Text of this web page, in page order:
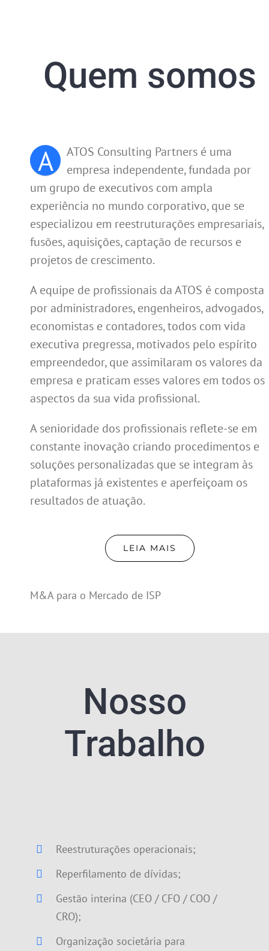
Quem somos
A
ATOS Consulting Partners é uma
empresa independente, fundada por
um grupo de executivos com ampla
experiência no mundo corporativo, que se
especializou em reestruturações empresariais,
fusões, aquisições, captação de recursos e
projetos de crescimento.
A equipe de profissionais da ATOS é composta
por administradores, engenheiros, advogados,
economistas e contadores, todos com vida
executiva pregressa, motivados pelo espírito
empreendedor, que assimilaram os valores da
empresa e praticam esses valores em todos os
aspectos da sua vida profissional.
A senioridade dos profissionais reflete-se em
constante inovação criando procedimentos e
soluções personalizadas que se integram às
plataformas já existentes e aperfeiçoam os
resultados de atuação.
LEIA MAIS
M&A para o Mercado de ISP
Nosso
Trabalho
Reestruturações operacionais;
Reperfilamento de dívidas;
Gestão interina (CEO / CFO / COO /
CRO);
Organização societária para